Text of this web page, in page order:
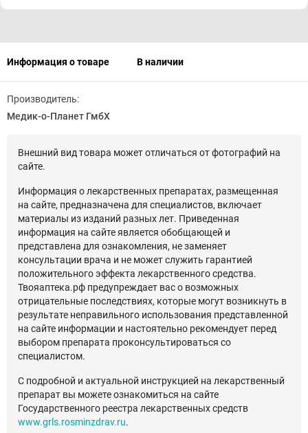
Информация о товаре В наличии
Производитель:
Медик-о-Планет ГмбХ
Внешний вид товара может отличаться от фотографий на
сайте.
Информация о лекарственных препаратах, размещенная
на сайте, предназначена для специалистов, включает
материалы из изданий разных лет. Приведенная
информация на сайте является обобщающей и
представлена для ознакомления, не заменяет
консультации врача и не может служить гарантией
положительного эффекта лекарственного средства.
Твояаптека.рф предупреждает вас о возможных
отрицательные последствиях, которые могут возникнуть в
результате неправильного использования представленной
на сайте информации и настоятельно рекомендует перед
выбором препарата проконсультироваться со
специалистом.
С подробной и актуальной инструкцией на лекарственный
препарат вы можете ознакомиться на сайте
Государственного реестра лекарственных средств
www.grls.rosminzdrav.ru.